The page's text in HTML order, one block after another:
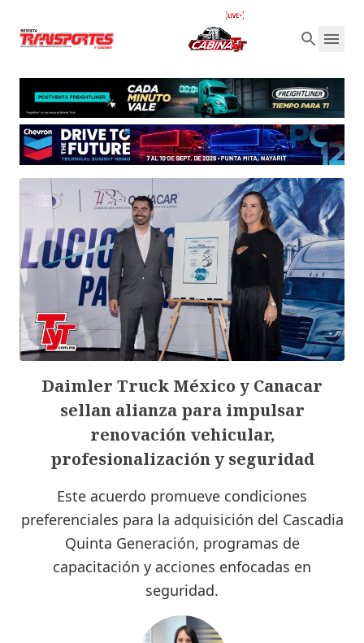
Daimler Truck México y Canacar
sellan alianza para impulsar
renovación vehicular,
profesionalización y seguridad
Este acuerdo promueve condiciones
preferenciales para la adquisición del Cascadia
Quinta Generación, programas de
capacitación y acciones enfocadas en
seguridad.